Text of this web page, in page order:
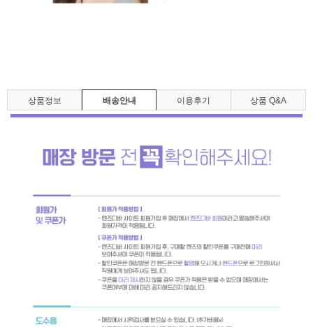
상품정보 배송안내 이용후기 상품 Q&A